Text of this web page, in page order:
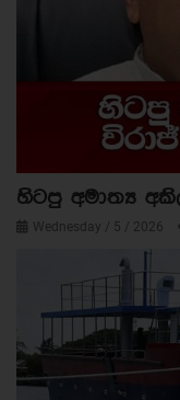
හිටපු අමාත්‍ය
Wednesday / 5 / 2026